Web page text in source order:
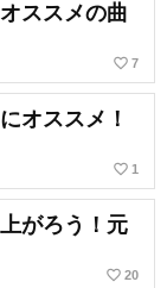
ススメの曲
favorite_border 7
オススメ！
favorite_border 1
がろう！元
favorite_border 20